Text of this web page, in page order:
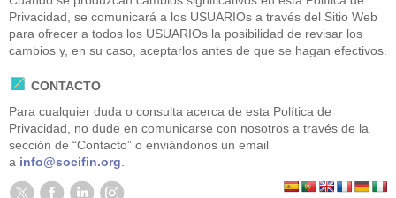
Privacidad, se comunicará a los USUARIOs a través del Sitio Web
para ofrecer a todos los USUARIOs la posibilidad de revisar los
cambios y, en su caso, aceptarlos antes de que se hagan efectivos.
CONTACTO
Para cualquier duda o consulta acerca de esta Política de
Privacidad, no dude en comunicarse con nosotros a través de la
sección de “Contacto” o enviándonos un email
a info@socifin.org